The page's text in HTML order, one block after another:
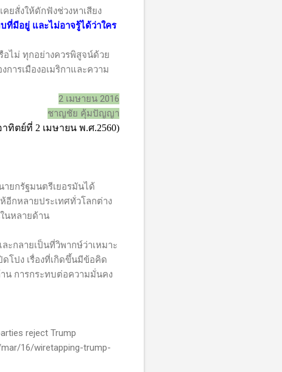
สั่งให้ดักฟังช่วงหาเสียง
ที่มีอยู่ และไม่อาจรู้ได้ว่าใคร
ม่ ทุกอย่างควรพิสูจน์ด้วย
ารเมืองอเมริกาและความ
2 เมษายน 2016
ชาญชัย คุ้มปัญญา
าทิตย์ที่ 2 เมษายน พ.ศ.2560)
ายกรัฐมนตรีเยอรมันได้
อีกหลายประเทศทั่วโลกต่าง
นหลายด้าน
ละกลายเป็นที่วิพากษ์ว่าเหมาะ
โปง เรื่องที่เกิดขึ้นมีข้อคิด
น การกระทบต่อความมั่นคง
reject Trump
16/wiretapping-trump-